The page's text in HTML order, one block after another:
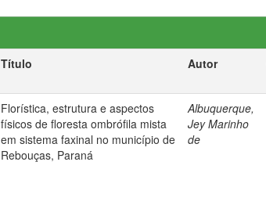
Título Autor
Florística, estrutura e aspectos
físicos de floresta ombrófila mista
em sistema faxinal no município de
Rebouças, Paraná
Albuquerque,
Jey Marinho
de